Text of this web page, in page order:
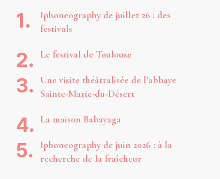
Iphoneography de juillet 26 : des
festivals
Le festival de Toulouse
Une visite théâtralisée de l’abbaye
Sainte-Marie-du-Désert
La maison Babayaga
Iphoneography de juin 2026 : à la
recherche de la fraîcheur